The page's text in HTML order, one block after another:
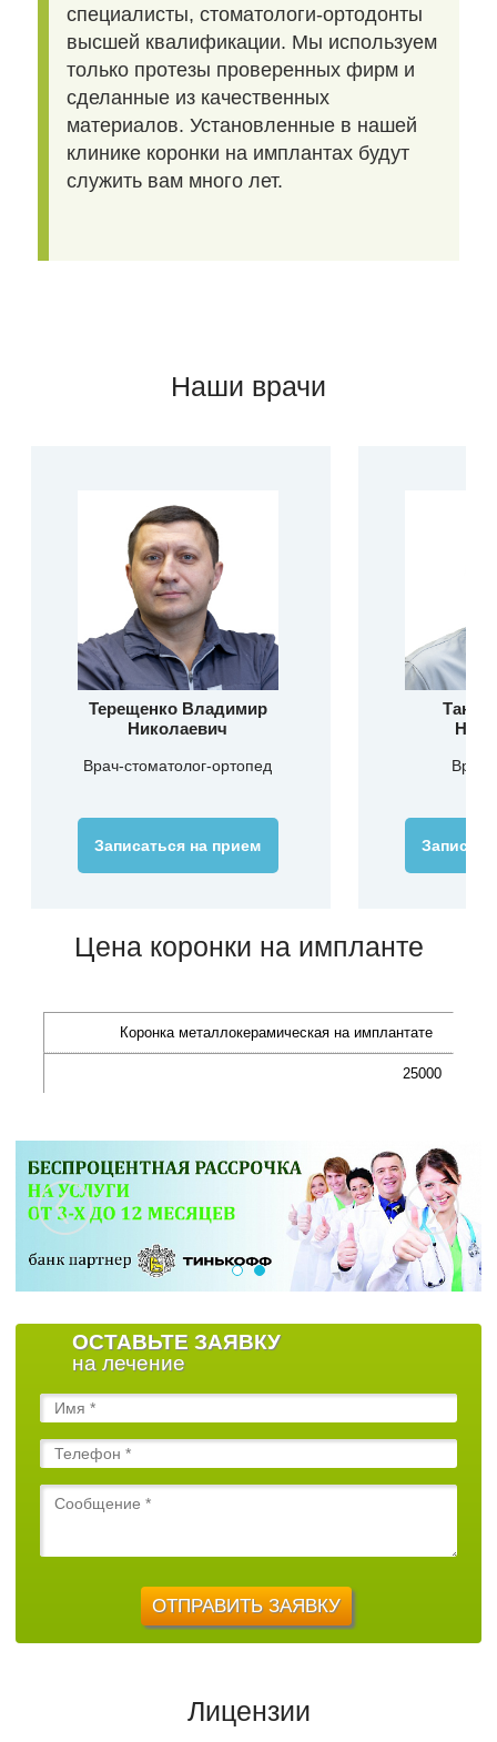
специалисты, стоматологи-ортодонты
высшей квалификации. Мы используем
только протезы проверенных фирм и
сделанные из качественных
материалов. Установленные в нашей
клинике коронки на имплантах будут
служить вам много лет.
Наши врачи
Терещенко Владимир
Николаевич
Врач-стоматолог-ортопед
Записаться на прием
Врач-
Цена коронки на импланте
Коронка металлокерамическая на имплантате
25000
ОСТАВЬТЕ ЗАЯВКУ
на лечение
Лицензии